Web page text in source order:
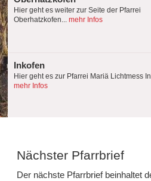
Hier geht es weiter zur Seite der Pfarrei
Oberhatzkofen... mehr Infos
Inkofen
Hier geht es zur Pfarrei Mariä Lichtmess
mehr Infos
Nächster Pfarrbrief
Der nächste Pfarrbrief beinhaltet